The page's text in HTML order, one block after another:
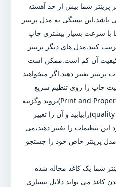
پرینتر شما بیش از حد آهسته
باشد.این بستگی به مدل پرینتر
با سرعت بسیار بیشتری چاپ
کنند.مدل های دیگر پرینتر
کیفیت آن کم است.ممکن است
تغییر دهید.اگر میخواهید
چاپ را روی تنظیم سریع
تنظیم کنید.به چاپ و تنظیمات(Print and Properties)بروید وگزینه
کیفیت کار چاپ(quality of the print job)رابیابید و آن را تغییر
این تنظیمات را تغییر دهید،می
پرینتر خاص خود را جستجو
شما یک کاغذ مچاله شده
کاغذ می تواند دلایل بسیاری